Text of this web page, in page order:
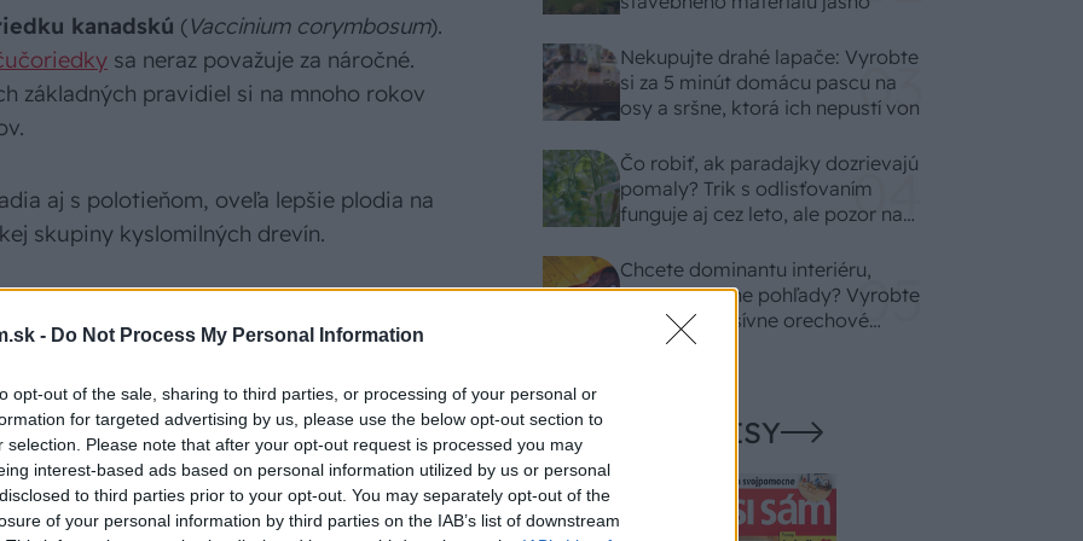
- Do Not Process My Personal Information
opt-out of the sale, sharing to third parties, or processing of your personal or
for targeted advertising by us, please use the below opt-out section to
selection. Please note that after your opt-out request is processed you may
interest-based ads based on personal information utilized by us or personal
to third parties prior to your opt-out. You may separately opt-out of the
of your personal information by third parties on the IAB’s list of downstream
kanadskú (Vaccinium corymbosum).
sa neraz považuje za náročné.
základných pravidiel si na mnoho rokov
aj s polotieňom, oveľa lepšie plodia na
skupiny kyslomilných drevín.
čučoriedky do kvetináča
45 cm. Naplňte ho kyslým
Rastlinu vyberte z nádoby, v ktorej ste
Nekupujte drahé lapače: Vyrobte
si za 5 minút domácu pascu na
osy a sršne, ktorá ich nepustí von
Čo robiť, ak paradajky dozrievajú
pomaly? Trik s odlisťovaním
funguje aj cez leto, ale pozor na
Chcete dominantu interiéru,
ktorá pritiahne pohľady? Vyrobte
si takéto masívne orechové
svietidlo
NAŠE ČASOPISY